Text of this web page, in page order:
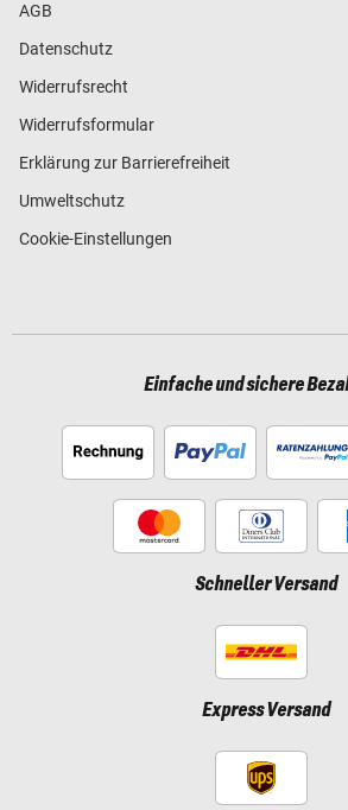
AGB
Datenschutz
Widerrufsrecht
Widerrufsformular
Erklärung zur Barrierefreiheit
Umweltschutz
Cookie-Einstellungen
Einfache und sichere
Schneller Versand
Express Versand